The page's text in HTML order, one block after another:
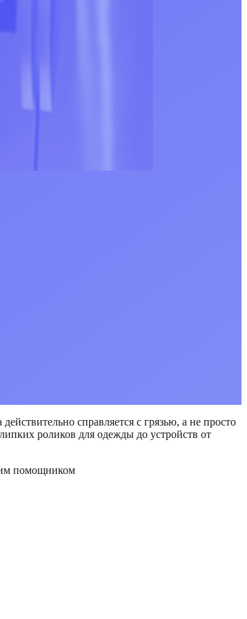
справляется с грязью, а не просто
роликов для одежды до устройств от
помощником